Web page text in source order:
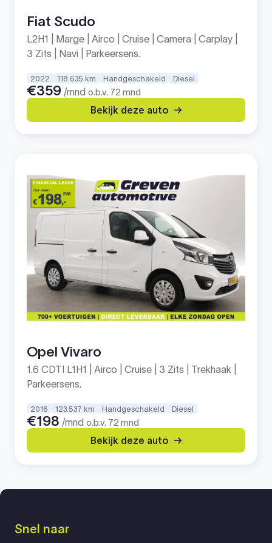
Fiat Scudo
L2H1 | Marge | Airco | Cruise | Camera | Carplay |
3 Zits | Navi | Parkeersens.
2022 118.635 km Handgeschakeld Diesel
€359 /mnd o.b.v. 72 mnd
Bekijk deze auto
Opel Vivaro
1.6 CDTI L1H1 | Airco | Cruise | 3 Zits | Trekhaak |
Parkeersens.
2016 123.537 km Handgeschakeld Diesel
€198 /mnd o.b.v. 72 mnd
Bekijk deze auto
Snel naar